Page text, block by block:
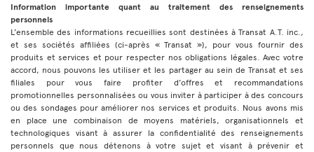
Information importante quant au traitement des renseignements
personnels
L’ensemble des informations recueillies sont destinées à Transat A.T. inc.,
et ses sociétés affiliées (ci-après « Transat »), pour vous fournir des
produits et services et pour respecter nos obligations légales. Avec votre
accord, nous pouvons les utiliser et les partager au sein de Transat et ses
filiales pour vous faire profiter d’offres et recommandations
promotionnelles personnalisées ou vous inviter à participer à des concours
ou des sondages pour améliorer nos services et produits. Nous avons mis
en place une combinaison de moyens matériels, organisationnels et
technologiques visant à assurer la confidentialité des renseignements
personnels que nous détenons à votre sujet et visant à prévenir et